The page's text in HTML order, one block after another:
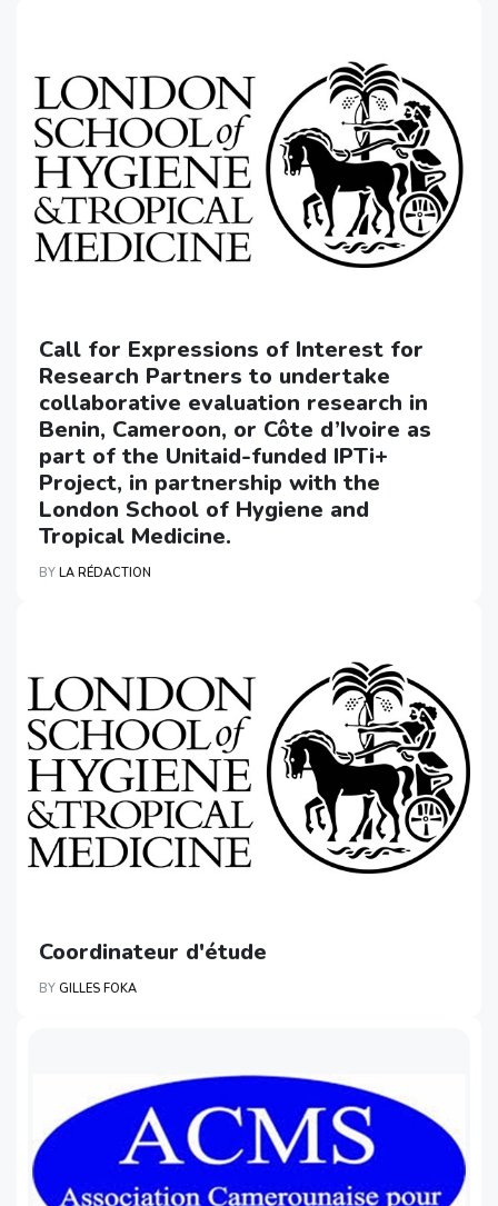
Call for Expressions of Interest for
Research Partners to undertake
collaborative evaluation research in
Benin, Cameroon, or Côte d’Ivoire as
part of the Unitaid-funded IPTi+
Project, in partnership with the
London School of Hygiene and
Tropical Medicine.
BY LA RÉDACTION
Coordinateur d'étude
BY GILLES FOKA